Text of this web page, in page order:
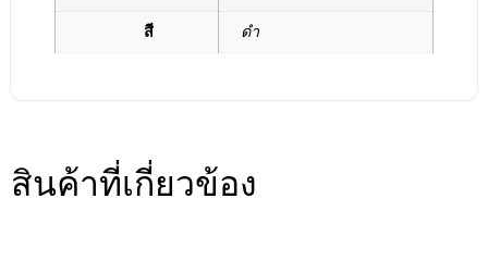
สี ดำ
สินค้าที่เกี่ยวข้อง